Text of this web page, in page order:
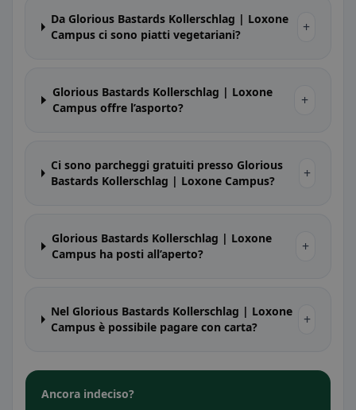
Da Glorious Bastards Kollerschlag | Loxone
Campus ci sono piatti vegetariani?
+
Glorious Bastards Kollerschlag | Loxone
Campus offre l’asporto?
+
Ci sono parcheggi gratuiti presso Glorious
Bastards Kollerschlag | Loxone Campus?
+
Glorious Bastards Kollerschlag | Loxone
Campus ha posti all’aperto?
+
Nel Glorious Bastards Kollerschlag | Loxone
Campus è possibile pagare con carta?
+
Ancora indeciso?